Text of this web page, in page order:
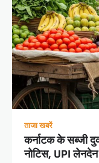
ताजा खबरें
कर्नाटक के सब्जी
नोटिस, UPI